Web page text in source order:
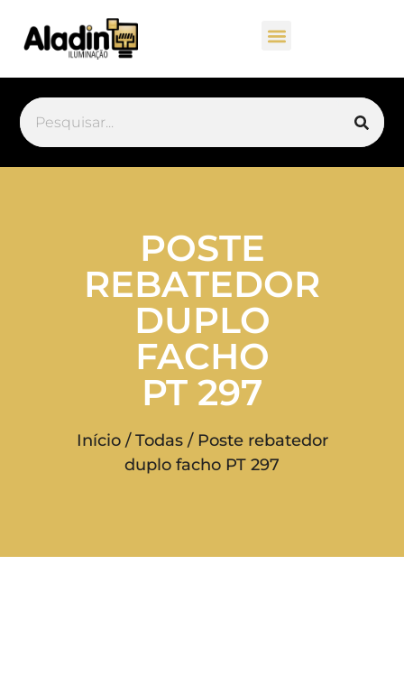
POSTE
REBATEDOR
DUPLO
FACHO
PT 297
Início/Todas/ Poste rebatedor
duplo facho PT 297